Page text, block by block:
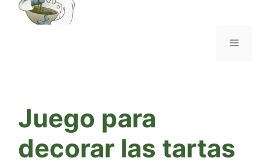
Juego para
decorar las tartas